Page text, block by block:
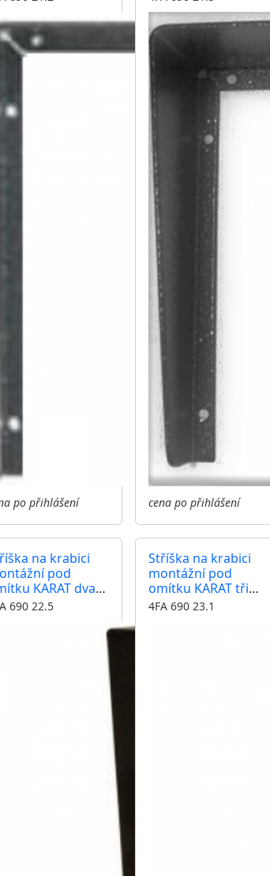
po přihlášení
barva černá
cena po přihlášení
na krabici
pod
KARAT dva
vertikální
690 22.5
Stříška na krabici
montážní pod
omítku KARAT tři
moduly vertikální
4FA 690 23.1